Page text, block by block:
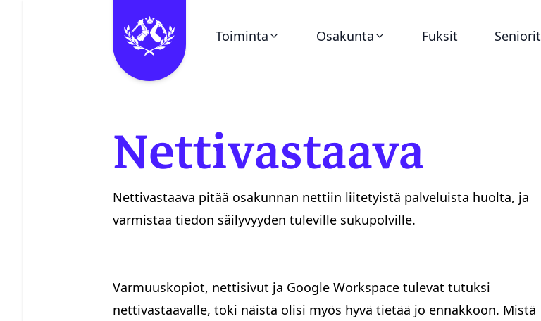
Ohita valikko Toiminta
Pieni Puukello
Vuosikello
Osakunta
Historia
Tunnukset ja graafinen ohjeistus
Fuksit Seniorit
Nettivastaava
Nettivastaava pitää osakunnan nettiin liitetyistä palveluista huolta, ja
varmistaa tiedon säilyvyyden tuleville sukupolville.
Varmuuskopiot, nettisivut ja Google Workspace tulevat tutuksi
nettivastaavalle, toki näistä olisi myös hyvä tietää jo ennakkoon. Mistä